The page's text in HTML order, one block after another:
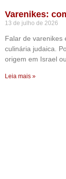
Varenikes:
13 de julho de 2026
Falar de varenikes
culinária judaica.
origem em Israel ou
Leia mais »